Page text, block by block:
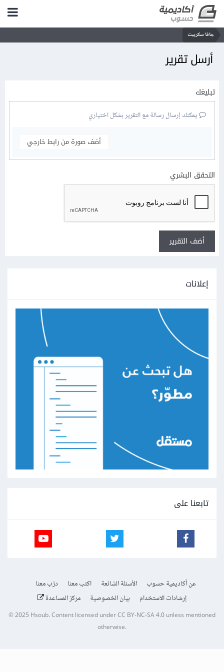
جافا سكريبت
أرسل تقرير
تبليغك
يمكنك إرسال رسالة مع التقرير بشكل اختياري
أضف صورة من رابط خارجي
التحقق البشري
أضف التقرير
إعلانات
تابعنا على
عن أكاديمية حسوب الأسئلة الشائعة اكتب معنا
درّب معنا
إرشادات الاستخدام
بيان الخصوصية مركز المساعدة
© 2025 Hsoub.Content licensed underCC BY-NC-SA 4.0unless mentioned
otherwise.